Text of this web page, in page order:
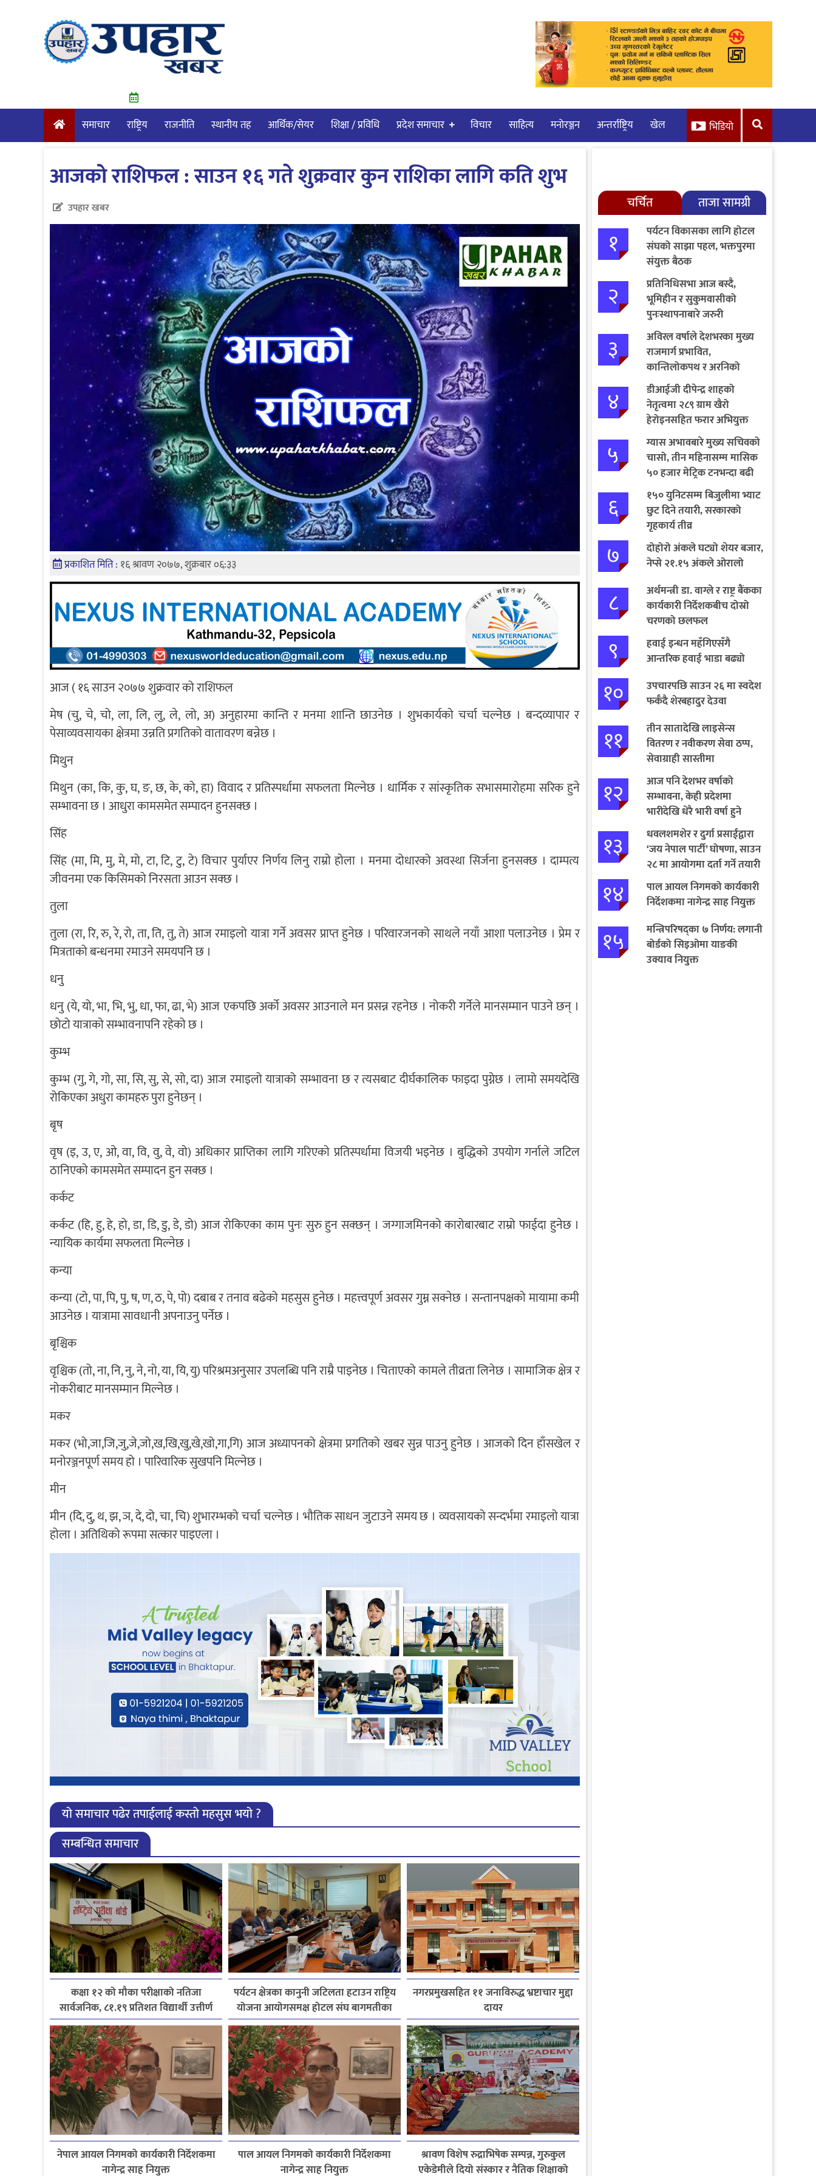
समाचार राष्ट्रिय राजनीति स्थानीय तह आर्थिक/सेयर शिक्षा / प्रविधि प्रदेश समाचार विचार साहित्य मनाेरञ्जन अन्तर्राष्ट्रिय खेल भिडियो
आजको राशिफल : साउन १६ गते शुक्रवार कुन राशिका लागि कति शुभ
उपहार खबर
प्रकाशित मिति : १६ श्रावण २०७७, शुक्रबार ०६:३३
आज ( १६ साउन २०७७ शुक्रवार को राशिफल
मेष (चु, चे, चो, ला, लि, लु, ले, लो, अ) अनुहारमा कान्ति र मनमा शान्ति छाउनेछ । शुभकार्यको चर्चा चल्नेछ । बन्दव्यापार र
पेसाव्यवसायका क्षेत्रमा उन्नति प्रगतिको वातावरण बन्नेछ ।
मिथुन
मिथुन (का, कि, कु, घ, ङ, छ, के, को, हा) विवाद र प्रतिस्पर्धामा सफलता मिल्नेछ । धार्मिक र सांस्कृतिक सभासमारोहमा सरिक हुने
सम्भावना छ । आधुरा कामसमेत सम्पादन हुनसक्छ ।
सिंह
सिंह (मा, मि, मु, मे, मो, टा, टि, टु, टे) विचार पुर्याएर निर्णय लिनु राम्रो होला । मनमा दोधारको अवस्था सिर्जना हुनसक्छ । दाम्पत्य
जीवनमा एक किसिमको निरसता आउन सक्छ ।
तुला
तुला (रा, रि, रु, रे, रो, ता, ति, तु, ते) आज रमाइलो यात्रा गर्ने अवसर प्राप्त हुनेछ । परिवारजनको साथले नयाँ आशा पलाउनेछ । प्रेम र
मित्रताको बन्धनमा रमाउने समयपनि छ ।
धनु
धनु (ये, यो, भा, भि, भु, धा, फा, ढा, भे) आज एकपछि अर्को अवसर आउनाले मन प्रसन्न रहनेछ । नोकरी गर्नेले मानसम्मान पाउने छन् ।
छोटो यात्राको सम्भावनापनि रहेको छ ।
कुम्भ
कुम्भ (गु, गे, गो, सा, सि, सु, से, सो, दा) आज रमाइलो यात्राको सम्भावना छ र त्यसबाट दीर्घकालिक फाइदा पुग्नेछ । लामो समयदेखि
रोकिएका अधुरा कामहरु पुरा हुनेछन् ।
बृष
वृष (इ, उ, ए, ओ, वा, वि, वु, वे, वो) अधिकार प्राप्तिका लागि गरिएको प्रतिस्पर्धामा विजयी भइनेछ । बुद्धिको उपयोग गर्नाले जटिल
ठानिएको कामसमेत सम्पादन हुन सक्छ ।
कर्कट
कर्कट (हि, हु, हे, हो, डा, डि, डु, डे, डो) आज रोकिएका काम पुनः सुरु हुन सक्छन् । जग्गाजमिनको कारोबारबाट राम्रो फाईदा हुनेछ ।
न्यायिक कार्यमा सफलता मिल्नेछ ।
कन्या
कन्या (टो, पा, पि, पु, ष, ण, ठ, पे, पो) दबाब र तनाव बढेको महसुस हुनेछ । महत्त्वपूर्ण अवसर गुम्न सक्नेछ । सन्तानपक्षको मायामा कमी
आउनेछ । यात्रामा सावधानी अपनाउनु पर्नेछ ।
बृश्चिक
वृश्चिक (तो, ना, नि, नु, ने, नो, या, यि, यु) परिश्रमअनुसार उपलब्धि पनि राम्रै पाइनेछ । चिताएको कामले तीव्रता लिनेछ । सामाजिक क्षेत्र र
नोकरीबाट मानसम्मान मिल्नेछ ।
मकर
मकर (भो,जा,जि,जु,जे,जो,ख,खि,खु,खे,खो,गा,गि) आज अध्यापनको क्षेत्रमा प्रगतिको खबर सुन्न पाउनु हुनेछ । आजको दिन हाँसखेल र
मनोरञ्जनपूर्ण समय हो । पारिवारिक सुखपनि मिल्नेछ ।
मीन
मीन (दि, दु, थ, झ, ञ, दे, दो, चा, चि) शुभारम्भको चर्चा चल्नेछ । भौतिक साधन जुटाउने समय छ । व्यवसायको सन्दर्भमा रमाइलो यात्रा
होला । अतिथिको रूपमा सत्कार पाइएला ।
यो समाचार पढेर तपाईलाई कस्तो महसुस भयो ?
सम्बन्धित समाचार
कक्षा १२ को मौका परीक्षाको नतिजा
सार्वजनिक, ८१.१९ प्रतिशत विद्यार्थी उत्तीर्ण
पर्यटन क्षेत्रका कानुनी जटिलता हटाउन राष्ट्रिय
योजना आयोगसमक्ष होटल संघ बागमतीका
पाँचबुँदे माग
नगरप्रमुखसहित ११ जनाविरुद्ध भ्रष्टाचार मुद्दा
दायर
नेपाल आयल निगमको कार्यकारी निर्देशकमा
नागेन्द्र साह नियुक्त
पाल आयल निगमको कार्यकारी निर्देशकमा
नागेन्द्र साह नियुक्त
श्रावण विशेष रुद्राभिषेक सम्पन्न, गुरुकुल
एकेडेमीले दियो संस्कार र नैतिक शिक्षाको
चर्चित ताजा सामग्री
१
पर्यटन विकासका लागि होटल
संघको साझा पहल, भक्तपुरमा
संयुक्त बैठक
२
प्रतिनिधिसभा आज बस्दै,
भूमिहीन र सुकुमवासीको
पुनःस्थापनाबारे जरुरी
प्रस्तावमाथि छलफल हुने
३
अविरल वर्षाले देशभरका मुख्य
राजमार्ग प्रभावित,
कान्तिलोकपथ र अरनिको
राजमार्ग पूर्ण अवरुद्ध
४
डीआईजी दीपेन्द्र शाहको
नेतृत्वमा २८९ ग्राम खैरो
हेरोइनसहित फरार अभियुक्त
पक्राउ
५
ग्यास अभावबारे मुख्य सचिवको
चासो, तीन महिनासम्म मासिक
५० हजार मेट्रिक टनभन्दा बढी
आयात गर्ने निर्णय
६
१५० युनिटसम्म बिजुलीमा भ्याट
छुट दिने तयारी, सरकारको
गृहकार्य तीव्र
७
दोहोरो अंकले घट्यो शेयर बजार,
नेप्से २१.१५ अंकले ओरालो
८
अर्थमन्त्री डा. वाग्ले र राष्ट्र बैंकका
कार्यकारी निर्देशकबीच दोस्रो
चरणको छलफल
९
हवाई इन्धन महँगिएसँगै
आन्तरिक हवाई भाडा बढ्यो
१०
उपचारपछि साउन २६ मा स्वदेश
फर्कँदै शेरबहादुर देउवा
११
तीन सातादेखि लाइसेन्स
वितरण र नवीकरण सेवा ठप्प,
सेवाग्राही सास्तीमा
१२
आज पनि देशभर वर्षाको
सम्भावना, केही प्रदेशमा
भारीदेखि धेरै भारी वर्षा हुने
चेतावनी
१३
धवलशमशेर र दुर्गा प्रसाईंद्वारा
‘जय नेपाल पार्टी’ घोषणा, साउन
२८ मा आयोगमा दर्ता गर्ने तयारी
१४
पाल आयल निगमको कार्यकारी
निर्देशकमा नागेन्द्र साह नियुक्त
१५
मन्त्रिपरिषद्का ७ निर्णय: लगानी
बोर्डको सिइओमा याङकी
उक्याव नियुक्त